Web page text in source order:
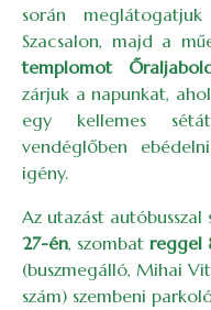
során
Szacsalon, majd a
templomot
zárjuk a napunkat,
egy kellemes
vendéglőben
igény.
Az utazást autóbusszal
27-én, szombat reggel
(buszmegálló, Mihai
szám) szembeni